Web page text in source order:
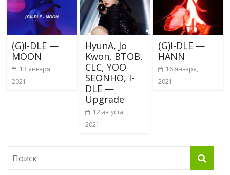
(G)I-DLE —
MOON
13 января,
2021
HyunA, Jo
Kwon, BTOB,
CLC, YOO
SEONHO, I-
DLE —
Upgrade
12 августа,
2021
(G)I-DLE —
HANN
16 января,
2021